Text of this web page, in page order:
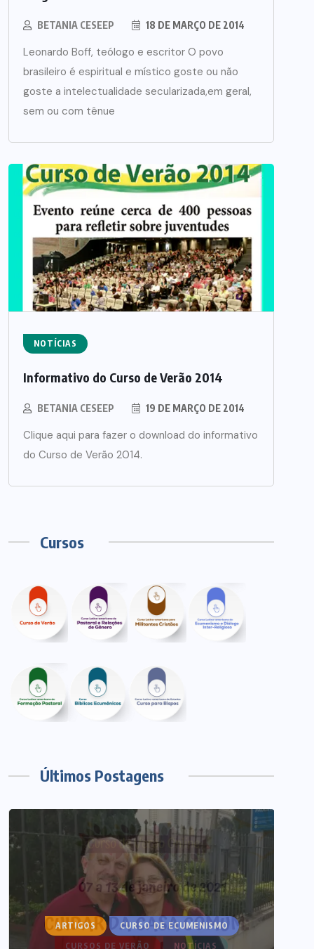
BETANIA CESEEP 18 DE MARÇO DE 2014
Leonardo Boff, teólogo e escritor O povo
brasileiro é espiritual e místico goste ou não
goste a intelectualidade secularizada,em geral,
sem ou com tênue
NOTÍCIAS
Informativo do Curso de Verão 2014
BETANIA CESEEP 19 DE MARÇO DE 2014
Clique aqui para fazer o download do informativo
do Curso de Verão 2014.
Cursos
Últimos Postagens
ARTIGOS CURSO DE ECUMENISMO